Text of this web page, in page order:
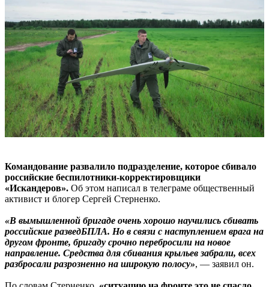
Командование развалило подразделение, которое сбивало
российские беспилотники-корректировщики
«Искандеров». Об этом написал в телеграме общественный
активист и блогер Сергей Стерненко.
«В вымышленной бригаде очень хорошо научились сбивать
российские разведБПЛА. Но в связи с наступлением врага на
другом фронте, бригаду срочно перебросили на новое
направление. Средства для сбивания крыльев забрали, всех
разбросали разрозненно на широкую полосу», — заявил он.